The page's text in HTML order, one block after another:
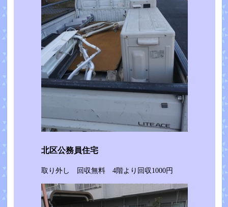
北区公務員住宅
取り外し 回収無料 4階より回収1000円